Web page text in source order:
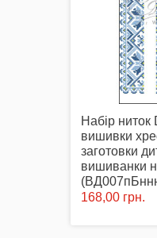
Набір ниток
вишивки
заготовки
вишиванки
168,00 грн.